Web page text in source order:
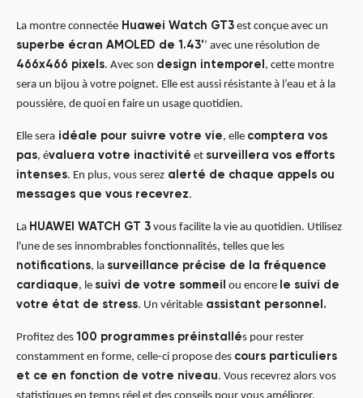
La montre connectée Huawei Watch GT3 est conçue avec un
superbe écran AMOLED de 1.43’’ avec une résolution de
466x466 pixels. Avec son design intemporel , cette montre
sera un bijou à votre poignet. Elle est aussi résistante à l’eau et à la
poussière, de quoi en faire un usage quotidien.
Elle sera idéale pour suivre votre vie, elle comptera vos
pas, évaluera votre inactivité et surveillera vos efforts
intenses. En plus, vous serez alerté de chaque appels ou
messages que vous recevrez.
La HUAWEI WATCH GT 3 vous facilite la vie au quotidien. Utilisez
l'une de ses innombrables fonctionnalités, telles que les
notifications, la surveillance précise de la fréquence
cardiaque, le suivi de votre sommeil ou encore le suivi de
votre état de stress. Un véritable assistant personnel.
Profitez des 100 programmes préinstallés pour rester
constamment en forme, celle-ci propose des cours particuliers
et ce en fonction de votre niveau. Vous recevrez alors vos